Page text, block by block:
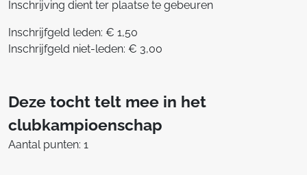
Inschrijving dient ter plaatse te gebeuren
Inschrijfgeld leden: € 1,50
Inschrijfgeld niet-leden: € 3,00
Deze tocht telt mee in het
clubkampioenschap
Aantal punten: 1